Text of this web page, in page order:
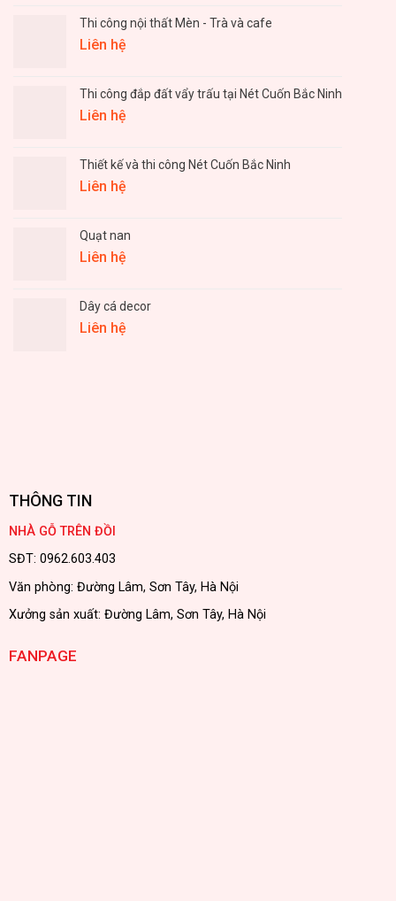
Thi công nội thất Mèn - Trà và cafe
Liên hệ
Thi công đắp đất vẩy trấu tại Nét Cuốn Bắc Ninh
Liên hệ
Thiết kế và thi công Nét Cuốn Bắc Ninh
Liên hệ
Quạt nan
Liên hệ
Dây cá decor
Liên hệ
THÔNG TIN
NHÀ GỖ TRÊN ĐỒI
SĐT: 0962.603.403
Văn phòng: Đường Lâm, Sơn Tây, Hà Nội
Xưởng sản xuất: Đường Lâm, Sơn Tây, Hà Nội
FANPAGE